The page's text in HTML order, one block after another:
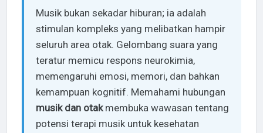
Musik bukan sekadar hiburan; ia adalah
stimulan kompleks yang melibatkan hampir
seluruh area otak. Gelombang suara yang
teratur memicu respons neurokimia,
memengaruhi emosi, memori, dan bahkan
kemampuan kognitif. Memahami hubungan
musik dan otakmembuka wawasan tentang
potensi terapi musik untuk kesehatan